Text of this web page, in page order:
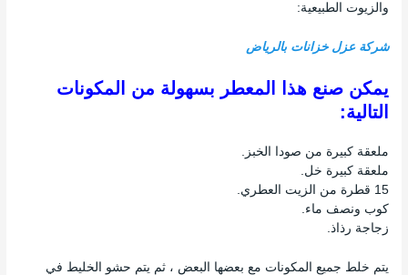
والزيوت الطبيعية:
شركة عزل خزانات بالرياض
يمكن صنع هذا المعطر بسهولة من المكونات
التالية:
ملعقة كبيرة من صودا الخبز.
ملعقة كبيرة خل.
15 قطرة من الزيت العطري.
كوب ونصف ماء.
زجاجة رذاذ.
يتم خلط جميع المكونات مع بعضها البعض ، ثم يتم حشو الخليط في